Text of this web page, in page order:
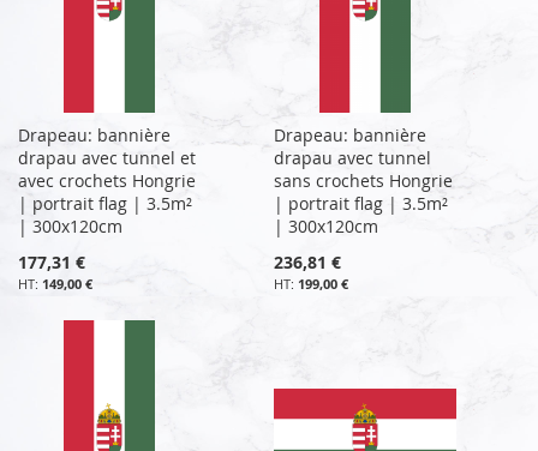
Drapeau: bannière
drapau avec tunnel et
avec crochets Hongrie
| portrait flag | 3.5m²
| 300x120cm
177,31 €
149,00 €
Drapeau: bannière
drapau avec tunnel
sans crochets Hongrie
| portrait flag | 3.5m²
| 300x120cm
236,81 €
199,00 €